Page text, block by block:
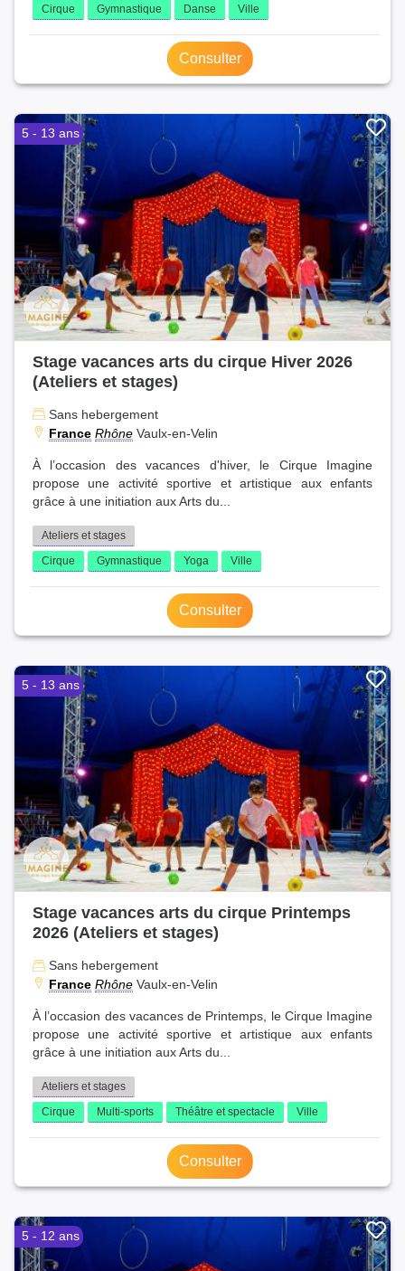
Cirque Gymnastique Danse Ville
Consulter
5 - 13 ans
Stage vacances arts du cirque Hiver 2026
(Ateliers et stages)
Sans hebergement
France Rhône Vaulx-en-Velin
À l’occasion des vacances d'hiver, le Cirque Imagine
propose une activité sportive et artistique aux enfants
grâce à une initiation aux Arts du...
Ateliers et stages
Cirque
Gymnastique Yoga Ville
Consulter
5 - 13 ans
Stage vacances arts du cirque Printemps
2026 (Ateliers et stages)
Sans hebergement
France Rhône Vaulx-en-Velin
À l’occasion des vacances de Printemps, le Cirque Imagine
propose une activité sportive et artistique aux enfants
grâce à une initiation aux Arts du...
Ateliers et stages
Cirque
Multi-sports Théâtre et spectacle Ville
Consulter
5 - 12 ans